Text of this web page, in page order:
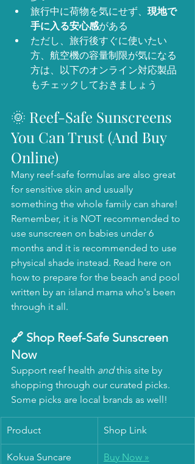
旅行中に荷物を気にせず、 現地で
手に入る安心感がある
ただし、旅行後すぐに使いたい
方、航空機の容量制限が気になる
方は、以下のオンライン対応製品
もチェックしておきましょう
🌞 Reef-Safe Sunscreens
You Can Trust (And Buy
Online)
Many reef-safe formulas are also great
for sensitive skin and usually
something the whole family can share!
Remember, it is NOT recommended to
use sunscreen on babies under 6
months and it is recommended to use
physical shade instead. Read here on
how to prepare for the beach and pool
written by an island mama who's been
through it all.
🔗 Shop Reef-Safe Sunscreen
Now
Support reef health and this site by
shopping through our curated picks.
Some picks are local brands as well!
Product Shop Link
Kokua Suncare Buy Now »